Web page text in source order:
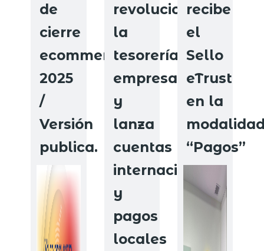
de
cierre
ecommerce
2025
/
Versión
publica.
revoluciona
la
tesorería
empresarial
y
lanza
cuentas
internacionales
y
pagos
locales
recibe
el
Sello
eTrust
en la
“Pagos”